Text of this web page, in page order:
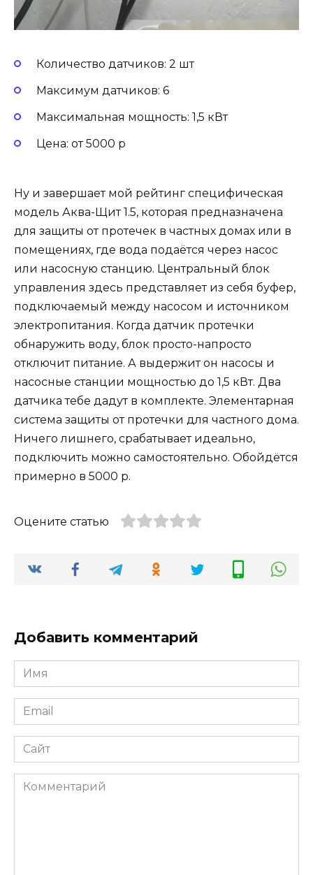
Количество датчиков: 2 шт
Максимум датчиков: 6
Максимальная мощность: 1,5 кВт
Цена: от 5000 р
Ну и завершает мой рейтинг специфическая
модель Аква-Щит 1.5, которая предназначена
для защиты от протечек в частных домах или в
помещениях, где вода подаётся через насос
или насосную станцию. Центральный блок
управления здесь представляет из себя буфер,
подключаемый между насосом и источником
электропитания. Когда датчик протечки
обнаружить воду, блок просто-напросто
отключит питание. А выдержит он насосы и
насосные станции мощностью до 1,5 кВт. Два
датчика тебе дадут в комплекте. Элементарная
система защиты от протечки для частного дома.
Ничего лишнего, срабатывает идеально,
подключить можно самостоятельно. Обойдётся
примерно в 5000 р.
Оцените статью
Добавить комментарий
Имя
Email
Сайт
Комментарий